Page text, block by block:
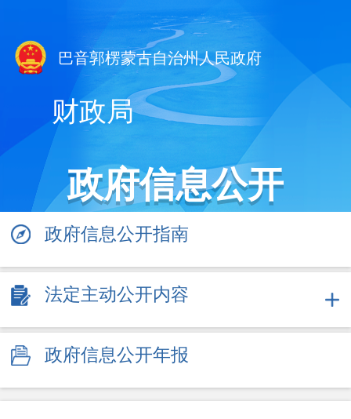
巴音郭楞蒙古自治州人民政府
财政局
政府信息公开
政府信息公开指南
法定主动公开内容
政府信息公开年报